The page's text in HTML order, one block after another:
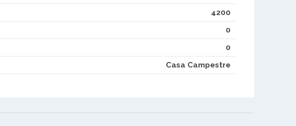
4200
0
0
Casa Campestre